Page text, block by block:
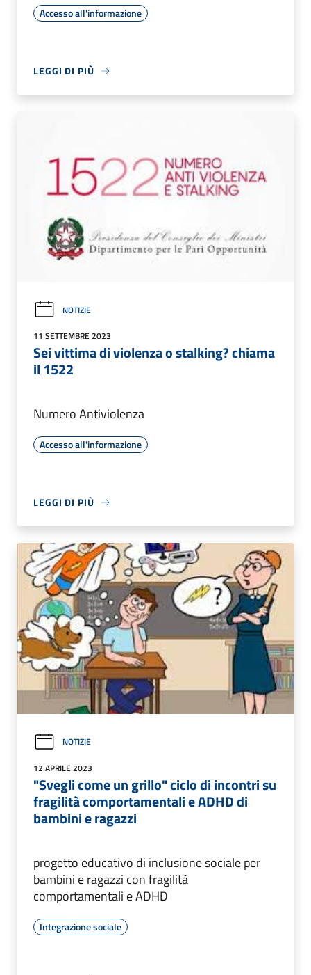
Accesso all'informazione
LEGGI DI PIÙ
NOTIZIE
11 SETTEMBRE 2023
Sei vittima di violenza o stalking? chiama
il 1522
Numero Antiviolenza
Accesso all'informazione
LEGGI DI PIÙ
NOTIZIE
12 APRILE 2023
"Svegli come un grillo" ciclo di incontri su
fragilità comportamentali e ADHD di
bambini e ragazzi
progetto educativo di inclusione sociale per
bambini e ragazzi con fragilità
comportamentali e ADHD
Integrazione sociale